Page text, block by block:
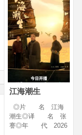
江海潮生
◎片 名 江海
潮生◎译 名 张
謇◎年 代 2026